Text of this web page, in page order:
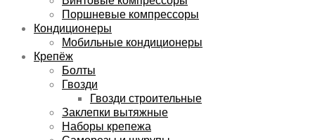
Поршневые компрессоры
Кондиционеры
Мобильные кондиционеры
Крепёж
Болты
Гвозди
Гвозди строительные
Заклепки вытяжные
Наборы крепежа